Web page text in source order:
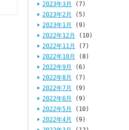
2023年3月
(7)
2023年2月
(5)
2023年1月
(9)
2022年12月
(10)
2022年11月
(7)
2022年10月
(8)
2022年9月
(6)
2022年8月
(7)
2022年7月
(9)
2022年6月
(9)
2022年5月
(10)
2022年4月
(9)